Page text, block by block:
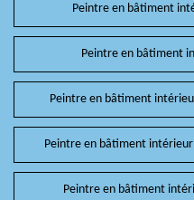
Peintre en bâtiment
Peintre en bâtiment
Peintre en bâtiment
Peintre en bâtiment
Peintre en bâtiment